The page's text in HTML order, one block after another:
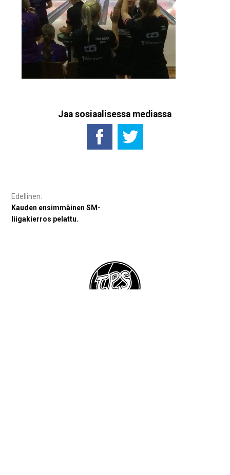
Jaa sosiaalisessa mediassa
Artikkelien
selaus
Kauden ensimmäinen SM-
liigakierros pelattu.